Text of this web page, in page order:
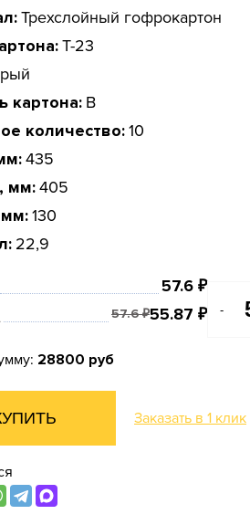
Трехслойный гофрокартон
Т-23
картона: B
количество:10
435
мм:405
130
22,9
57.6 ₽
57.6₽55.87 ₽
28800 руб
Заказать в 1 клик
-